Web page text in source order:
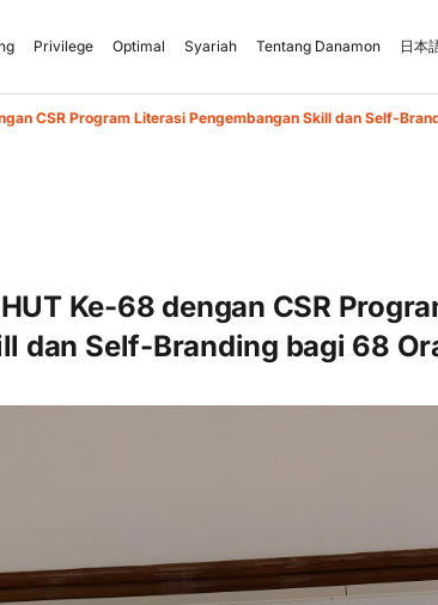
Privilege Optimal Syariah Tentang Danamon 日本
CSR Program Literasi Pengembangan Skill dan Self-
Ke-68 dengan CSR
dan Self-Branding bagi 68